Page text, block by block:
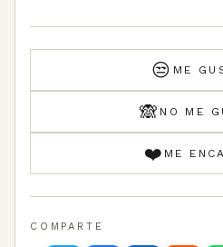
😒 ME
🙈 NO ME
❤️ ME
COMPARTE